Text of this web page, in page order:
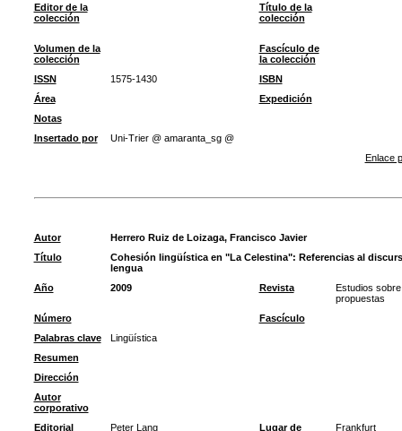
Editor de la
colección
Título de la
colección
Volumen de la
colección
Fascículo de
la colección
ISSN
1575-1430
ISBN
Área
Expedición
Notas
Insertado por
Uni-Trier @ amaranta_sg @
Enlace
Autor
Herrero Ruiz de Loizaga, Francisco Javier
Título
Cohesión lingüística en "La Celestina": Referencias al
lengua
Año
2009 Revista
Estudios
propuestas
Número
Fascículo
Palabras clave
Lingüística
Resumen
Dirección
Autor
corporativo
Editorial
Peter Lang
Lugar de
Frankfurt